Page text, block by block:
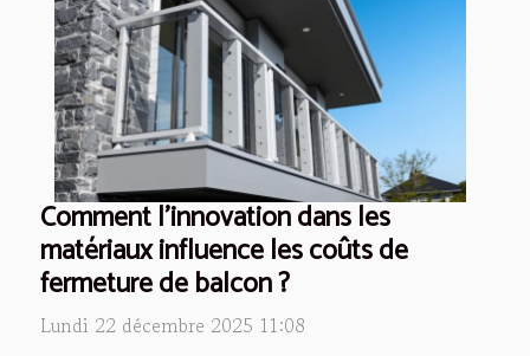
Comment l'innovation dans les
matériaux influence les coûts de
fermeture de balcon ?
Lundi 22 décembre 2025 11:08